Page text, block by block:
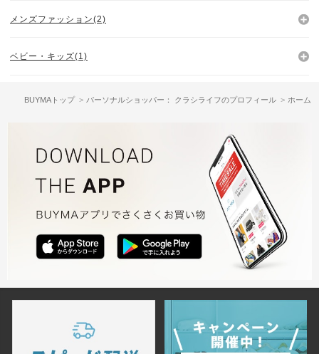
メンズファッション(2)
ベビー・キッズ(1)
BUYMAトップ パーソナルショッパー： クラシライフのプロフィール ホーム